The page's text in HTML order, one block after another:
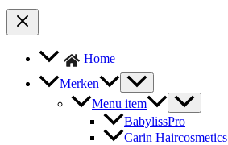
Home
Merken
Menu item
BabylissPro
Carin Haircosmetics